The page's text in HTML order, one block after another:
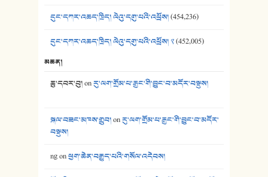
དུང་དཀར་འཆད་ཁྲིད། ལེའུ་དགུ་པའི་འཕྲོས།(454,236)
དུང་དཀར་འཆད་ཁྲིད། ལེའུ་དགུ་པའི་འཕྲོས། ༢(452,005)
མཆན།
ཆུ་དབར་བུ།onརུ་ལག་གྲོམ་པ་རྒྱང་གི་བྱུང་བ་མདོར་བསྡུས།
སྐལ་བཟང་མཁས་གྲུབ།onརུ་ལག་གྲོམ་པ་རྒྱང་གི་བྱུང་བ་མདོར་
བསྡུས།
ngonཕྱག་ཆེན་བརྒྱུད་པའི་གསོལ་འདེབས།